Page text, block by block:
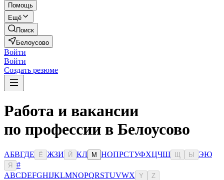
Помощь
Ещё
Поиск
Белоусово
Войти
Войти
Создать резюме
Работа и вакансии
по профессии в Белоусово
АБВГДЕ Ё ЖЗИ Й КЛ М НОПРСТУФХЦЧШ Ы ЭЮ
Я
#
ABCDEFGHIJKLMNOPQRSTUVWX Y Z